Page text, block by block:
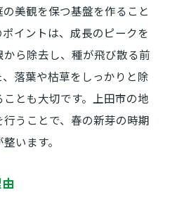
美観を保つ基盤を作ること
イントは、成長のピークを
ら除去し、種が飛び散る前
落葉や枯草をしっかりと除
とも大切です。上田市の地
うことで、春の新芽の時期
います。